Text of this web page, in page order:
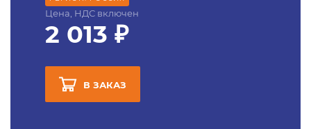
Цена, НДС включен
2 013 ₽
В ЗАКАЗ